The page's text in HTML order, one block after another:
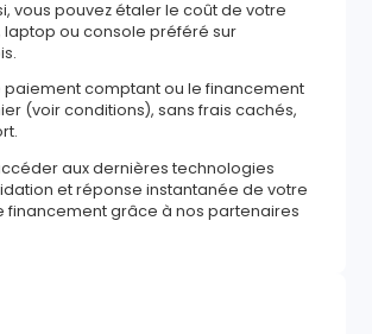
vous pouvez étaler le coût de votre
laptop ou console préféré sur
paiement comptant ou le financement
(voir conditions), sans frais cachés,
aux dernières technologies
et réponse instantanée de votre
financement grâce à nos partenaires